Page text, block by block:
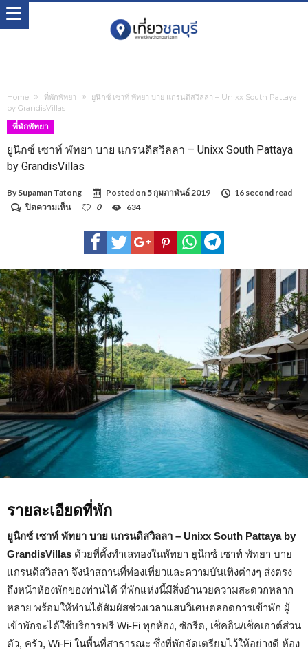
Home ที่พักพัทยา
ยูนิกซ์ เซาท์ พัทยา บาย แกรนดิสวิลลา – Unixx South Pattaya
by GrandisVillas
ที่พักพัทยา
ยูนิกซ์ เซาท์ พัทยา บาย แกรนดิสวิลลา – Unixx South Pattaya
by GrandisVillas
By Supaman Tatong Posted on 5 กุมภาพันธ์ 2019
16 second read
ปิดความเห็นบน
แก
รน
ดิส
วิลลา
–
Unixx
South
Pattaya
by
GrandisVillas
0 634
รายละเอียดที่พัก
ยูนิกซ์ เซาท์ พัทยา บาย แกรนดิสวิลลา – Unixx South Pattaya by
GrandisVillas ด้วยที่ตั้งทำเลทองในพัทยา ยูนิกซ์ เซาท์ พัทยา บาย
แกรนดิสวิลลา จึงนำสถานที่ท่องเที่ยวและความบันเทิงต่างๆ ส่งตรง
ถึงหน้าห้องพักของท่านได้ ที่พักแห่งนี้มีสิ่งอำนวยความสะดวกหลาก
หลาย พร้อมให้ท่านได้สัมผัสช่วงเวลาแสนวิเศษตลอดการเข้าพัก ผู้
เข้าพักจะได้ใช้บริการฟรี Wi-Fi ทุกห้อง, ซักรีด, เช็คอิน/เช็คเอาต์ส่วน
ตัว, ครัว, Wi-Fi ในพื้นที่สาธารณะ ซึ่งที่พักจัดเตรียมไว้ให้อย่างดี ห้อง